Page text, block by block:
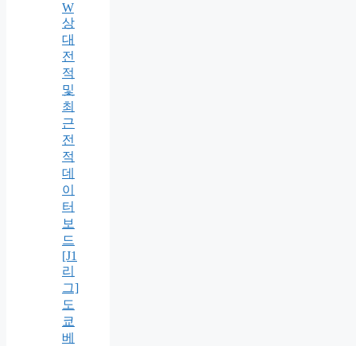
W
상
대
전
적
및
최
근
전
적
데
이
터
보
드
[J1
리
그]
도
쿄
베